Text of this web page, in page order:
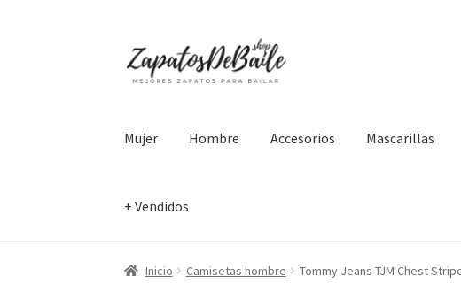
Ir
a
Ir
al
Mujer Hombre Accesorios Mascarillas
+ Vendidos
Inicio Camisetas hombre Tommy Jeans TJM Chest